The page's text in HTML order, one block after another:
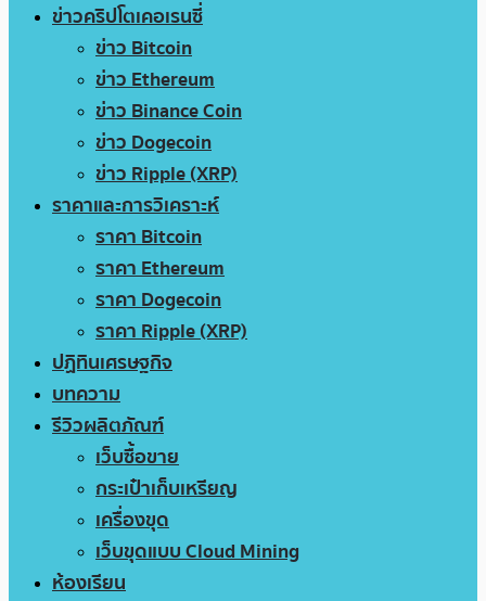
ข่าวคริปโตเคอเรนซี่
ข่าว Bitcoin
ข่าว Ethereum
ข่าว Binance Coin
ข่าว Dogecoin
ข่าว Ripple (XRP)
ราคาและการวิเคราะห์
ราคา Bitcoin
ราคา Ethereum
ราคา Dogecoin
ราคา Ripple (XRP)
ปฏิทินเศรษฐกิจ
บทความ
รีวิวผลิตภัณฑ์
เว็บซื้อขาย
กระเป๋าเก็บเหรียญ
เครื่องขุด
เว็บขุดแบบ Cloud Mining
ห้องเรียน